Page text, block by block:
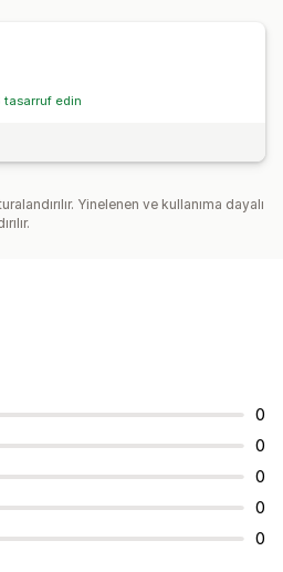
tasarruf edin
Yinelenen ve kullanıma dayalı
0
0
0
0
0